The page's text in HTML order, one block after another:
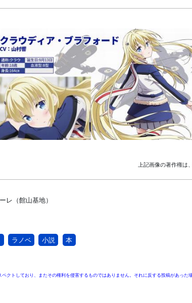
上記画像の著作権は
レ（館山基地）
ラノベ 小説 本
クトしており、またその権利を侵害するものではありません。それに反する投稿があった場